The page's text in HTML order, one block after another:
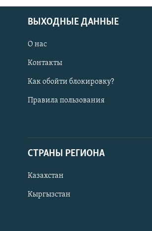
ВЫХОДНЫЕ ДАННЫЕ
О нас
Контакты
Как обойти блокировку?
Правила пользования
СТРАНЫ РЕГИОНА
Казахстан
Кыргызстан